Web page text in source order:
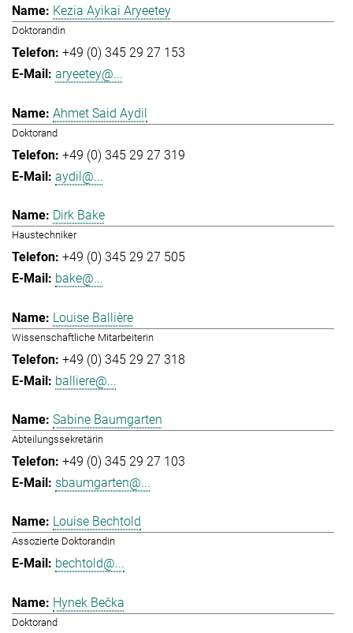
Kezia Ayikai Aryeetey
Doktorandin
+49 (0) 345 29 27 153
aryeetey@...
Ahmet Said Aydil
Doktorand
+49 (0) 345 29 27 319
aydil@...
Dirk Bake
Haustechniker
+49 (0) 345 29 27 505
bake@...
Louise Ballière
Wissenschaftliche Mitarbeiterin
+49 (0) 345 29 27 318
balliere@...
Sabine Baumgarten
Abteilungssekretärin
+49 (0) 345 29 27 103
sbaumgarten@...
Louise Bechtold
Assozierte Doktorandin
bechtold@...
Hynek Bečka
Doktorand